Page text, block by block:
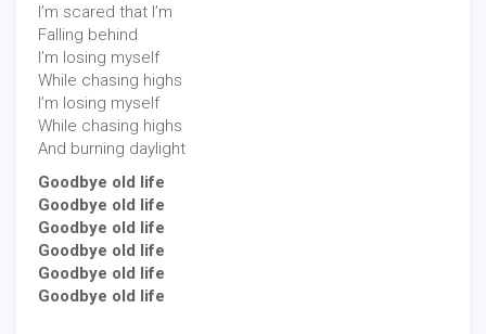
I’m scared that I’m
Falling behind
I’m losing myself
While chasing highs
I’m losing myself
While chasing highs
And burning daylight
Goodbye old life
Goodbye old life
Goodbye old life
Goodbye old life
Goodbye old life
Goodbye old life